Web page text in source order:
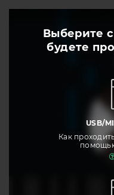
Выберите
будете
USB/
Как